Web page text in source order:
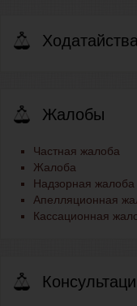
Ходатайства
Жалобы
Частная жалоба
Жалоба
Надзорная жалоба
Апелляционная
Кассационная